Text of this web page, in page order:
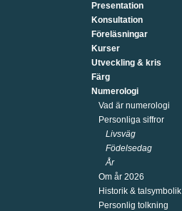
Presentation
Konsultation
Föreläsningar
Kurser
Utveckling & kris
Färg
Numerologi
Vad är numerologi
Personliga siffror
Livsväg
Födelsedag
År
Om år 2026
Historik & talsymbolik
Personlig tolkning